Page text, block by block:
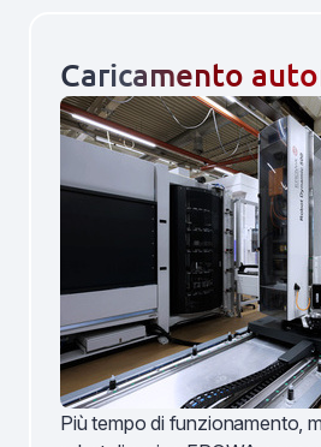
Caricamento
Più tempo di funzionamento,